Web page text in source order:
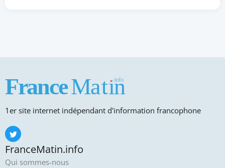
1er site internet indépendant d'information francophone
FranceMatin.info
Qui sommes-nous